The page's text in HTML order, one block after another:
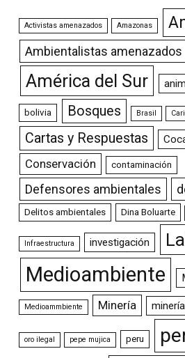
Activistas amenazados Amazonas
Ambientalistas amenazados
América del Sur
bolivia Bosques Brasil
Cartas y Respuestas
Conservación contaminación
Defensores ambientales
Delitos ambientales Dina Boluarte
Infraestructura investigación
Medioambiente
Medioammbiente Minería
oro ilegal pepe mujica peru